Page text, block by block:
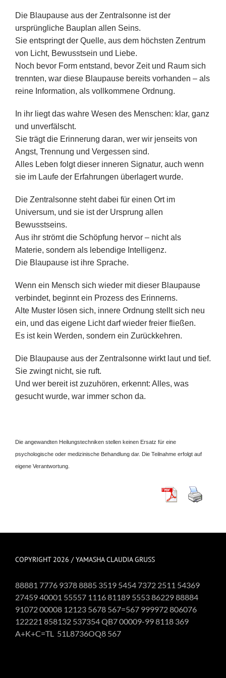
Die Blaupause aus der Zentralsonne ist der
ursprüngliche Bauplan allen Seins.
Sie entspringt der Quelle, aus dem höchsten Zentrum
von Licht, Bewusstsein und Liebe.
Noch bevor Form entstand, bevor Zeit und Raum sich
trennten, war diese Blaupause bereits vorhanden – als
reine Information, als vollkommene Ordnung.
In ihr liegt das wahre Wesen des Menschen: klar, ganz
und unverfälscht.
Sie trägt die Erinnerung daran, wer wir jenseits von
Angst, Trennung und Vergessen sind.
Alles Leben folgt dieser inneren Signatur, auch wenn
sie im Laufe der Erfahrungen überlagert wurde.
Die Zentralsonne steht dabei für einen Ort im
Universum, und sie ist der Ursprung allen
Bewusstseins.
Aus ihr strömt die Schöpfung hervor – nicht als
Materie, sondern als lebendige Intelligenz.
Die Blaupause ist ihre Sprache.
Wenn ein Mensch sich wieder mit dieser Blaupause
verbindet, beginnt ein Prozess des Erinnerns.
Alte Muster lösen sich, innere Ordnung stellt sich neu
ein, und das eigene Licht darf wieder freier fließen.
Es ist kein Werden, sondern ein Zurückkehren.
Die Blaupause aus der Zentralsonne wirkt laut und tief.
Sie zwingt nicht, sie ruft.
Und wer bereit ist zuzuhören, erkennt: Alles, was
gesucht wurde, war immer schon da.
Die angewandten Heilungstechniken stellen keinen Ersatz für eine
psychologische oder medizinische Behandlung dar. Die Teilnahme erfolgt auf
eigene Verantwortung.
COPYRIGHT 2026 / YAMASHA CLAUDIA GRUSS
88881 7776 9378 8885 3519 5454 7372 2511 54369
27459 40001 55557 1116 81189 5553 86229 88884
91072 00008 12123 5678 567=567 999972 806076
122221 858132 537354 QB7 00009-99 8118 369
A+K+C=TL 51L8736OQ8 567